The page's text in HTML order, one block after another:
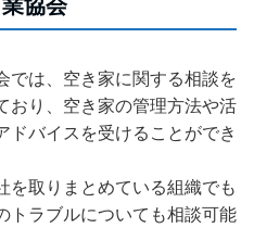
協会
では、空き家に関する相談を
おり、空き家の管理方法や活
ドバイスを受けることができ
を取りまとめている組織でも
トラブルについても相談可能